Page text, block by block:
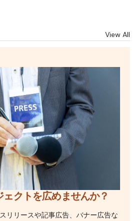
View All
クトを広めませんか？
リリースや記事広告、バナー広告な